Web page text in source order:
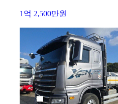
1억 2,500만원